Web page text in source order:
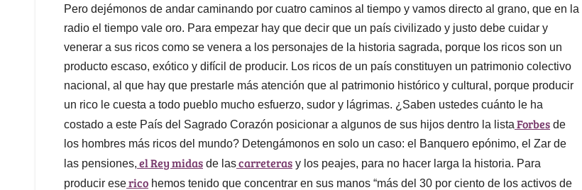
Pero dejémonos de andar caminando por cuatro caminos al tiempo y vamos directo al grano, que en la
radio el tiempo vale oro. Para empezar hay que decir que un país civilizado y justo debe cuidar y
venerar a sus ricos como se venera a los personajes de la historia sagrada, porque los ricos son un
producto escaso, exótico y difícil de producir. Los ricos de un país constituyen un patrimonio colectivo
nacional, al que hay que prestarle más atención que al patrimonio histórico y cultural, porque producir
un rico le cuesta a todo pueblo mucho esfuerzo, sudor y lágrimas. ¿Saben ustedes cuánto le ha
costado a este País del Sagrado Corazón posicionar a algunos de sus hijos dentro la lista Forbes de
los hombres más ricos del mundo? Detengámonos en solo un caso: el Banquero epónimo, el Zar de
las pensiones, el Rey midas de lascarreteras y los peajes, para no hacer larga la historia. Para
producir eserico hemos tenido que concentrar en sus manos “más del 30 por ciento de los activos de